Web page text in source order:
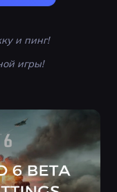
и пинг!
игры!